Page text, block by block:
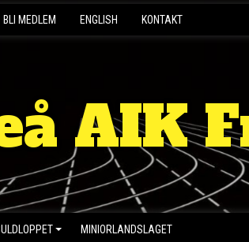
BLI MEDLEM ENGLISH KONTAKT
AIK
MINIORLANDSLAGET